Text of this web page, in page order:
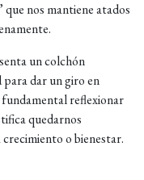
nos mantiene atados
un colchón
dar un giro en
fundamental reflexionar
quedarnos
o bienestar.